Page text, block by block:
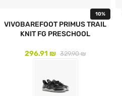
10%
VIVOBAREFOOT PRIMUS TRAIL
KNIT FG PRESCHOOL
329.90₪
296.91 ₪